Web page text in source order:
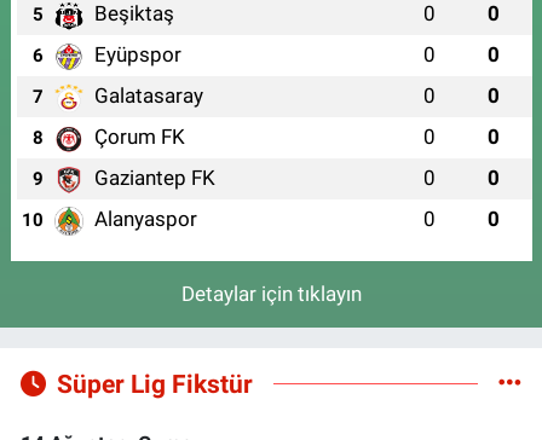
5 Beşiktaş 0 0
6 Eyüpspor 0 0
7 Galatasaray 0 0
8 Çorum FK 0 0
9 Gaziantep FK 0 0
10 Alanyaspor 0 0
Detaylar için tıklayın
Süper Lig Fikstür